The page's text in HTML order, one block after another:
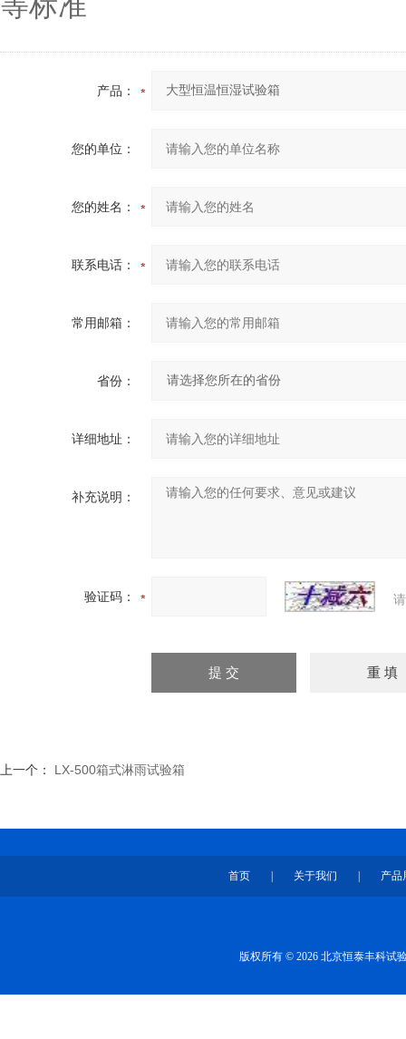
产品：
您的单位：
您的姓名：
联系电话：
常用邮箱：
省份：
详细地址：
补充说明：
验证码：
上一个： LX-500箱式淋雨试验箱
首页 关于我们 产品
版权所有 © 2026 北京恒泰丰科试